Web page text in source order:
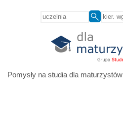
Pomysły na studia dla maturzystów